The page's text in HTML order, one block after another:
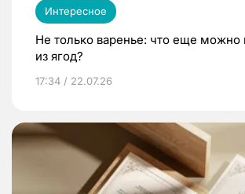
Интересное
Не только варенье: что еще можно
из ягод?
17:34 / 22.07.26